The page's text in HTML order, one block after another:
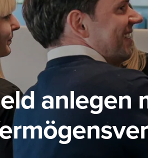
anlegen